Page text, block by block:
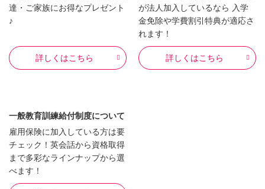
達・ご家族にお得なプレゼント
♪
詳しくはこちら
が法人加入しているなら 入学
金免除や学費割引特典が適応さ
れます！
詳しくはこちら
一般教育訓練給付制度について
雇用保険に加入している方は要
チェック！英会話から資格取得
まで多彩なラインナップから選
べます！